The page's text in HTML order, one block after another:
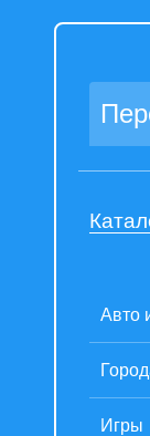
Авто
Игры